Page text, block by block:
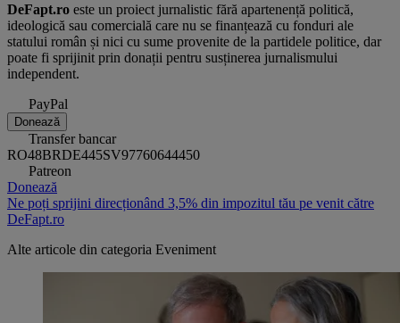
DeFapt.ro este un proiect jurnalistic fără apartenență politică,
ideologică sau comercială care nu se finanțează cu fonduri ale
statului român și nici cu sume provenite de la partidele politice, dar
poate fi sprijinit prin donații pentru susținerea jurnalismului
independent.
PayPal
Donează
Transfer bancar
RO48BRDE445SV97760644450
Patreon
Donează
Ne poți sprijini direcționând 3,5% din impozitul tău pe venit către
DeFapt.ro
Alte articole din categoria Eveniment